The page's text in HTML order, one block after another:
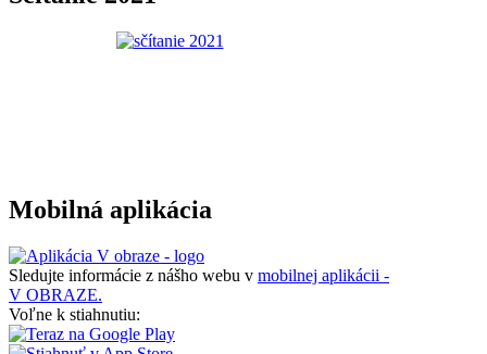
Mobilná aplikácia
Sledujte informácie z nášho webu v mobilnej aplikácii -
V OBRAZE.
Voľne k stiahnutiu: